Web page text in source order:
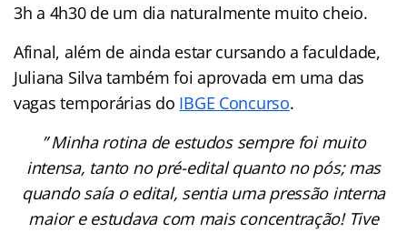
3h a 4h30 de um dia naturalmente muito cheio.
Afinal, além de ainda estar cursando a faculdade,
Juliana Silva também foi aprovada em uma das
vagas temporárias do IBGE Concurso.
” Minha rotina de estudos sempre foi muito
intensa, tanto no pré-edital quanto no pós; mas
quando saía o edital, sentia uma pressão interna
maior e estudava com mais concentração! Tive